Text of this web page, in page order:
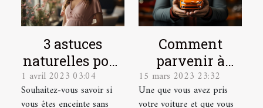
3 astuces
naturelles pour
détecter une
grossesse
1 avril 2023 03:04
Souhaitez-vous savoir si
vous êtes enceinte sans
Comment
parvenir à
dénicher une
bonne
15 mars 2023 23:32
Une que vous avez pris
votre voiture et que vous